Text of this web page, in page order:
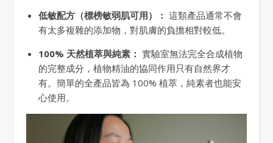
低敏配方（標榜敏弱肌可用）： 這類產品通常不會
有太多複雜的添加物，對肌膚的負擔相對較低。
100% 天然植萃與純素： 實驗室無法完全合成植物
的完整成分，植物精油的協同作用只有自然界才
有。簡單的全產品皆為 100% 植萃，純素者也能安
心使用。